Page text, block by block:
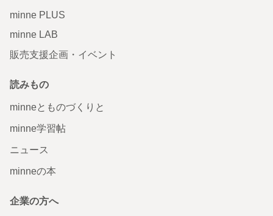
minne PLUS
minne LAB
販売支援企画・イベント
読みもの
minneとものづくりと
minne学習帖
ニュース
minneの本
企業の方へ